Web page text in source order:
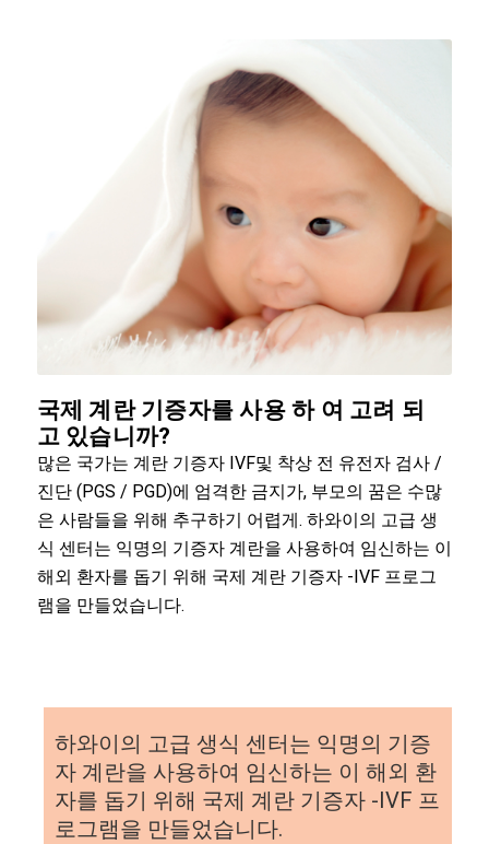
국제 계란 기증자를 사용 하 여 고려 되
고 있습니까?
많은 국가는 계란 기증자 IVF및 착상 전 유전자 검사 /
진단 (PGS / PGD)에 엄격한 금지가, 부모의 꿈은 수많
은 사람들을 위해 추구하기 어렵게. 하와이의 고급 생
식 센터는 익명의 기증자 계란을 사용하여 임신하는 이
해외 환자를 돕기 위해 국제 계란 기증자 -IVF 프로그
램을 만들었습니다.
하와이의 고급 생식 센터는 익명의 기증
자 계란을 사용하여 임신하는 이 해외 환
자를 돕기 위해 국제 계란 기증자 -IVF 프
로그램을 만들었습니다.